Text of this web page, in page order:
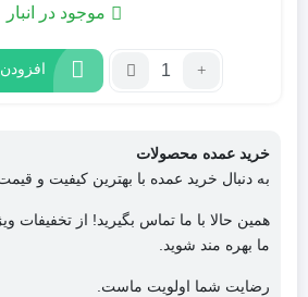
موجود در انبار
تعداد:
ثابت
مادگی
پارت
الکتریک
خرید عمده محصولات
به دنبال خرید عمده با بهترین کیفیت و
همین حالا با ما تماس بگیرید! از تخفیفات
ما بهره مند شوید.
رضایت شما اولویت ماست.